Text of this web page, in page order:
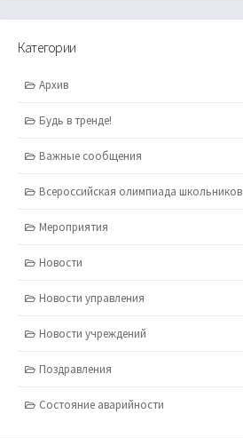
Категории
Архив
Будь в тренде!
Важные сообщения
Всероссийская олимпиада школьников
Мероприятия
Новости
Новости управления
Новости учреждений
Поздравления
Состояние аварийности